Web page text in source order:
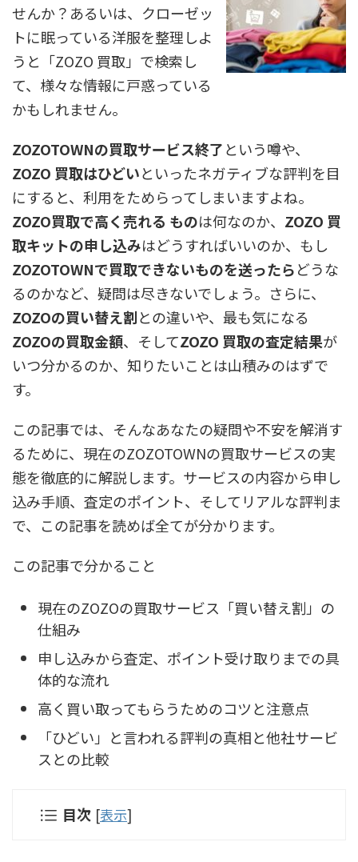
せんか？あるいは、クローゼッ
トに眠っている洋服を整理しよ
うと「ZOZO 買取」で検索し
て、様々な情報に戸惑っている
かもしれません。
ZOZOTOWNの買取サービス終了という噂や、
ZOZO 買取はひどいといったネガティブな評判を目
にすると、利用をためらってしまいますよね。
ZOZO買取で高く売れる ものは何なのか、 ZOZO 買
取キットの申し込みはどうすればいいのか、もし
ZOZOTOWNで買取できないものを送ったらどうな
るのかなど、疑問は尽きないでしょう。さらに、
ZOZOの買い替え割との違いや、最も気になる
ZOZOの買取金額、そしてZOZO 買取の査定結果が
いつ分かるのか、知りたいことは山積みのはずで
す。
この記事では、そんなあなたの疑問や不安を解消す
るために、現在のZOZOTOWNの買取サービスの実
態を徹底的に解説します。サービスの内容から申し
込み手順、査定のポイント、そしてリアルな評判ま
で、この記事を読めば全てが分かります。
この記事で分かること
現在のZOZOの買取サービス「買い替え割」の
仕組み
申し込みから査定、ポイント受け取りまでの具
体的な流れ
高く買い取ってもらうためのコツと注意点
「ひどい」と言われる評判の真相と他社サービ
スとの比較
目次 [表示]